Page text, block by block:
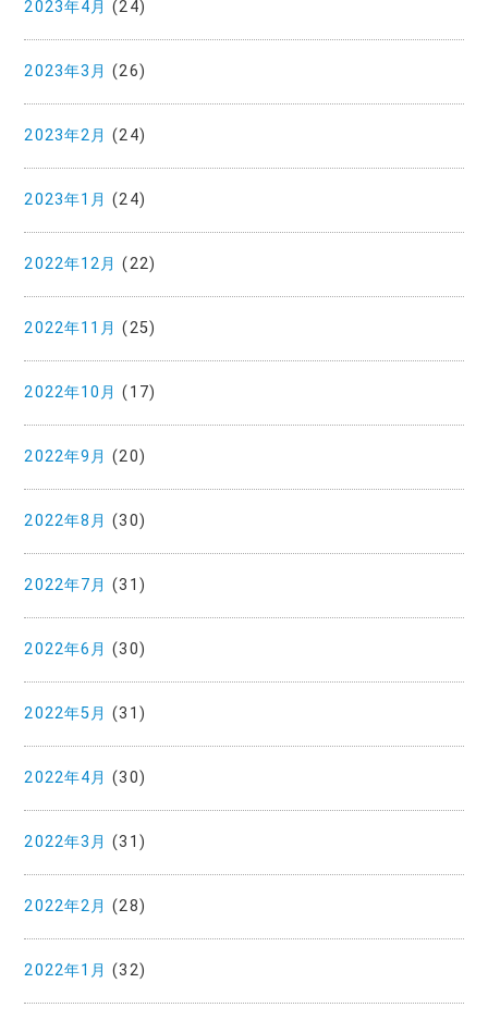
2023年4月 (24)
2023年3月 (26)
2023年2月 (24)
2023年1月 (24)
2022年12月 (22)
2022年11月 (25)
2022年10月 (17)
2022年9月 (20)
2022年8月 (30)
2022年7月 (31)
2022年6月 (30)
2022年5月 (31)
2022年4月 (30)
2022年3月 (31)
2022年2月 (28)
2022年1月 (32)